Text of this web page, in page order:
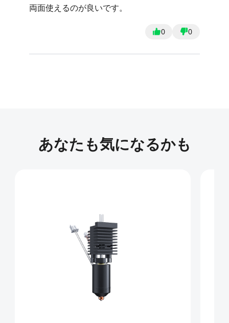
両面使えるのが良いです。
0 0
あなたも気になるかも